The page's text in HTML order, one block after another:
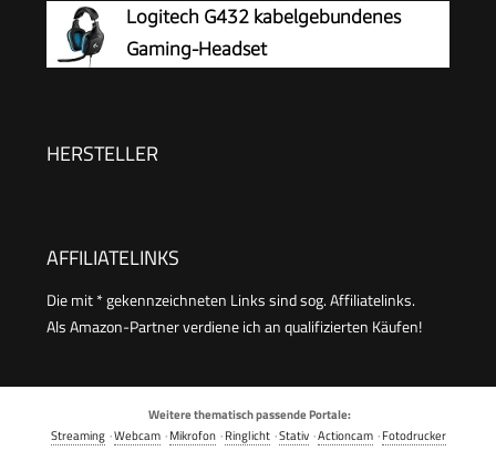
Stummschaltungsoption, Schwarz
Logitech G432 kabelgebundenes
Gaming-Headset
HERSTELLER
AFFILIATELINKS
Die mit * gekennzeichneten Links sind sog. Affiliatelinks.
Als Amazon-Partner verdiene ich an qualifizierten Käufen!
Weitere thematisch passende Portale:
Streaming·Webcam·Mikrofon·Ringlicht·Stativ·Actioncam·Fotodrucker